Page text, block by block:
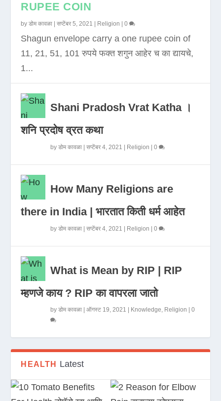
RUPEE COIN
byडोम कावळा |सप्टेंबर 5, 2021 Religion |0
Shagun envelope carry a one rupee coin of
11, 21, 51, 101 रुपये फक्त शगुन आहेर च का द्यायचे,
1...
Shani Pradosh Vrat Katha ।
शनि प्रदोष व्रत कथा
byडोम कावळा |सप्टेंबर 4, 2021 Religion |0
How Many Religions are
there in India | भारतात किती धर्म आहेत
byडोम कावळा |सप्टेंबर 4, 2021 Religion |0
What is Mean by RIP | RIP
म्हणजे काय ? RIP का वापरला जातो
byडोम कावळा |ऑगस्ट 19, 2021 Knowledge, Religion |0
HEALTH Latest